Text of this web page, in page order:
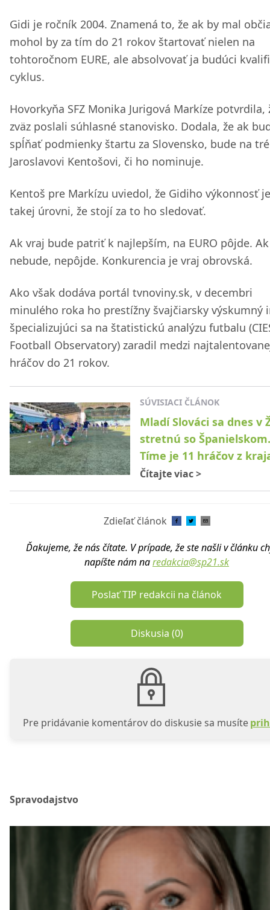
Gidi je ročník 2004. Znamená to, že ak by mal
mohol by za tím do 21 rokov štartovať nielen na
tohtoročnom EURE, ale absolvovať ja budúci
cyklus.
Hovorkyňa SFZ Monika Jurigová Markíze potvrdila,
zväz poslali súhlasné stanovisko. Dodala, že ak
spĺňať podmienky štartu za Slovensko, bude na
Jaroslavovi Kentošovi, či ho nominuje.
Kentoš pre Markízu uviedol, že Gidiho výkonnosť
takej úrovni, že stojí za to ho sledovať.
Ak vraj bude patriť k najlepším, na EURO pôjde. Ak
nebude, nepôjde. Konkurencia je vraj obrovská.
Ako však dodáva portál tvnoviny.sk, v decembri
minulého roka ho prestížny švajčiarsky výskumný
špecializujúci sa na štatistickú analýzu futbalu
Football Observatory) zaradil medzi
hráčov do 21 rokov.
SÚVISIACI ČLÁNOK
Mladí Slováci sa dnes v
stretnú so
Tíme je 11 hráčov z
Čítajte viac>
Zdieľať článok
Ďakujeme, že nás čítate. V prípade, že ste našli v článku
napíšte nám naredakcia@sp21.sk
Poslať TIP redakcii na článok
Diskusia (0)
Pre pridávanie komentárov do diskusie sa musíte
Spravodajstvo